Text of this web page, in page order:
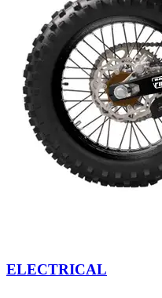
ELECTRICAL